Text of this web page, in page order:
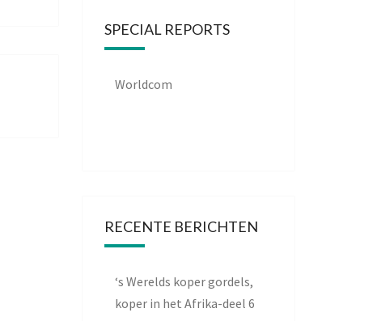
SPECIAL REPORTS
Worldcom
RECENTE BERICHTEN
‘s Werelds koper gordels,
koper in het Afrika-deel 6